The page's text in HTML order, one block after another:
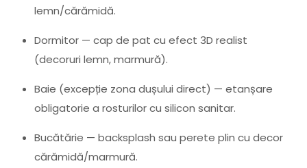
lemn/cărămidă.
Dormitor — cap de pat cu efect 3D realist
(decoruri lemn, marmură).
Baie (excepție zona dușului direct) — etanșare
obligatorie a rosturilor cu silicon sanitar.
Bucătărie — backsplash sau perete plin cu decor
cărămidă/marmură.